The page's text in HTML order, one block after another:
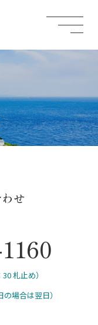
せ
札止め）
場合は翌日）